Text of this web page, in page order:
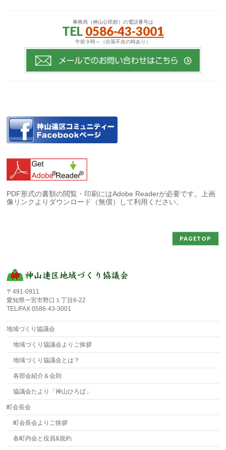
事務局（神山公民館）の電話番号は
TEL 0586-43-3001
午前９時～（出張不在の時あり）
PDF形式の書類の閲覧・印刷にはAdobe Readerが必要です。上画
像リンクよりダウンロード（無償）して利用ください。
PAGETOP
〒491-0911
愛知県一宮市野口１丁目6-22
TEL/FAX 0586-43-3001
地域づくり協議会
地域づくり協議会よりご挨拶
地域づくり協議会とは？
各部会紹介＆会則
協議会たより「神山ひろば」
町会長会
町会長会よりご挨拶
各町内会と役員&規約